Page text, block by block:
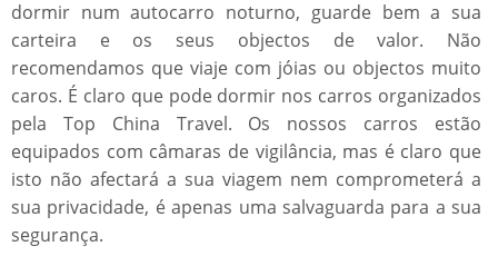
dormir num autocarro noturno, guarde bem a sua
carteira e os seus objectos de valor. Não
recomendamos que viaje com jóias ou objectos muito
caros. É claro que pode dormir nos carros organizados
pela Top China Travel. Os nossos carros estão
equipados com câmaras de vigilância, mas é claro que
isto não afectará a sua viagem nem comprometerá a
sua privacidade, é apenas uma salvaguarda para a sua
segurança.